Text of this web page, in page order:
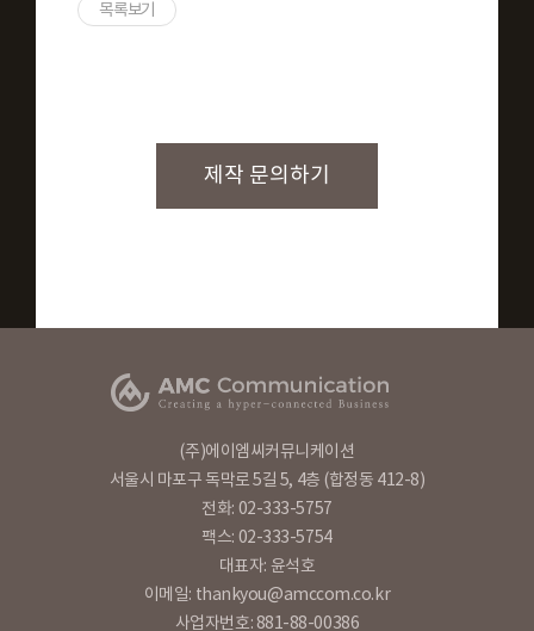
목록보기
제작 문의하기
(주)에이엠씨커뮤니케이션
서울시 마포구 독막로 5길 5, 4층 (합정동 412-8)
전화: 02-333-5757
팩스: 02-333-5754
대표자: 윤석호
이메일: thankyou@amccom.co.kr
사업자번호: 881-88-00386